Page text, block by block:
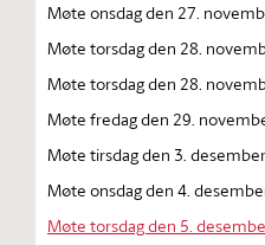
Møte onsdag den 27.
Møte torsdag den 28.
Møte torsdag den 28.
Møte fredag den 29.
Møte tirsdag den 3.
Møte onsdag den 4.
Møte torsdag den 5.